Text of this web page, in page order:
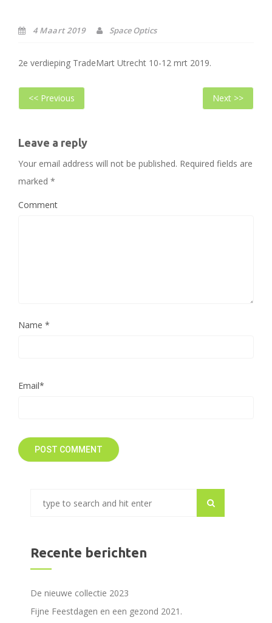
4 Maart 2019 Space Optics
2e verdieping TradeMart Utrecht 10-12 mrt 2019.
Bericht
navigatie
<< Previous Next >>
Leave a reply
Your email address will not be published. Required fields are
marked *
Comment
Name *
Email*
Recente berichten
De nieuwe collectie 2023
Fijne Feestdagen en een gezond 2021.